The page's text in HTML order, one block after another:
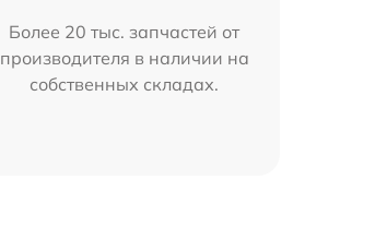
Более 20 тыс. запчастей от
производителя в наличии на
собственных складах.